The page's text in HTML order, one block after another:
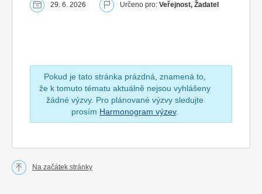
29. 6. 2026 Určeno pro: Veřejnost, Žadatel
Pokud je tato stránka prázdná, znamená to,
že k tomuto tématu aktuálně nejsou vyhlášeny
žádné výzvy. Pro plánované výzvy sledujte
prosím Harmonogram výzev.
Na začátek stránky